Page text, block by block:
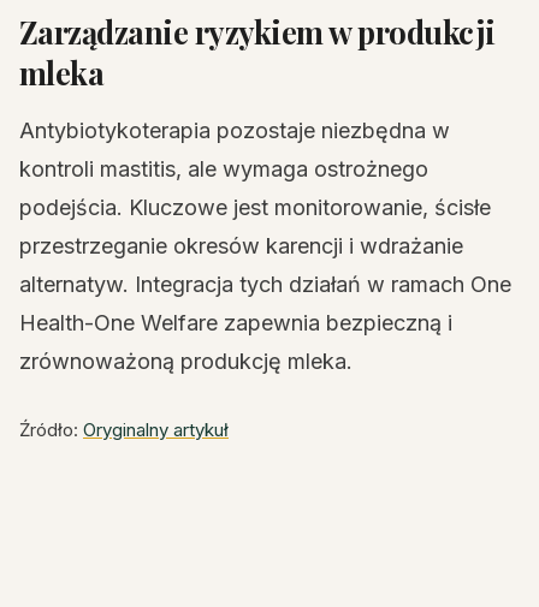
Zarządzanie ryzykiem w produkcji
mleka
Antybiotykoterapia pozostaje niezbędna w
kontroli mastitis, ale wymaga ostrożnego
podejścia. Kluczowe jest monitorowanie, ścisłe
przestrzeganie okresów karencji i wdrażanie
alternatyw. Integracja tych działań w ramach One
Health-One Welfare zapewnia bezpieczną i
zrównoważoną produkcję mleka.
Źródło: Oryginalny artykuł